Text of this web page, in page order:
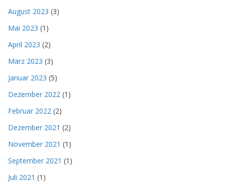
August 2023 (3)
Mai 2023 (1)
April 2023 (2)
März 2023 (3)
Januar 2023 (5)
Dezember 2022 (1)
Februar 2022 (2)
Dezember 2021 (2)
November 2021 (1)
September 2021 (1)
Juli 2021 (1)